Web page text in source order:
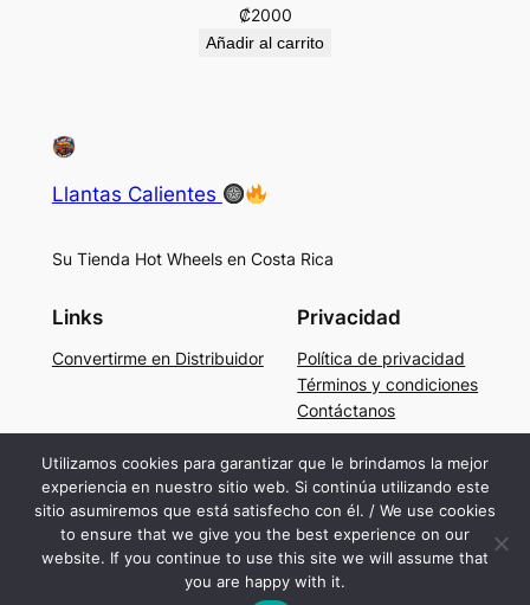
₡2000
Añadir al carrito
Llantas Calientes
Su Tienda Hot Wheels en Costa Rica
Links
Convertirme en Distribuidor
Privacidad
Política de privacidad
Términos y condiciones
Contáctanos
Social
Facebook
Instagram
TikTok
Utilizamos cookies para garantizar que le brindamos la mejor
experiencia en nuestro sitio web. Si continúa utilizando este
sitio asumiremos que está satisfecho con él. / We use cookies
to ensure that we give you the best experience on our
website. If you continue to use this site we will assume that
you are happy with it.